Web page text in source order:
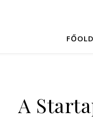
A